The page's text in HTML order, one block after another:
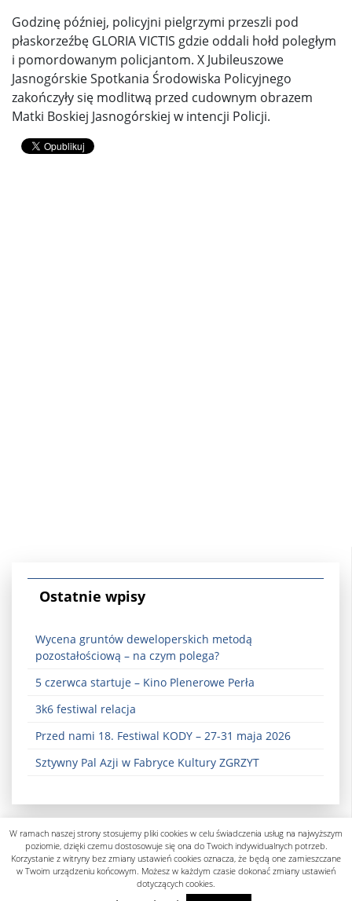
Godzinę później, policyjni pielgrzymi przeszli pod
płaskorzeźbę GLORIA VICTIS gdzie oddali hołd poległym
i pomordowanym policjantom. X Jubileuszowe
Jasnogórskie Spotkania Środowiska Policyjnego
zakończyły się modlitwą przed cudownym obrazem
Matki Boskiej Jasnogórskiej w intencji Policji.
Ostatnie wpisy
Wycena gruntów deweloperskich metodą
pozostałościową – na czym polega?
5 czerwca startuje – Kino Plenerowe Perła
3k6 festiwal relacja
Przed nami 18. Festiwal KODY – 27-31 maja 2026
Sztywny Pal Azji w Fabryce Kultury ZGRZYT
W ramach naszej strony stosujemy pliki cookies w celu świadczenia usług na najwyższym
poziomie, dzięki czemu dostosowuje się ona do Twoich indywidualnych potrzeb.
Korzystanie z witryny bez zmiany ustawień cookies oznacza, że będą one zamieszczane
w Twoim urządzeniu końcowym. Możesz w każdym czasie dokonać zmiany ustawień
dotyczących cookies.